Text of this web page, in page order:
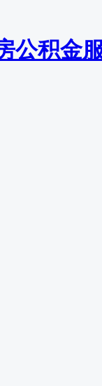
公积金